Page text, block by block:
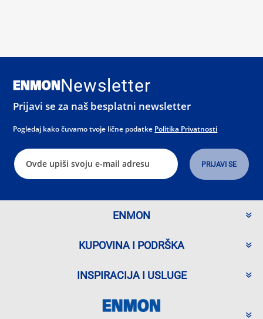
Newsletter
Prijavi se za naš besplatni newsletter
Pogledaj kako čuvamo tvoje lične podatke Politika Privatnosti
ENMON
KUPOVINA I PODRŠKA
INSPIRACIJA I USLUGE